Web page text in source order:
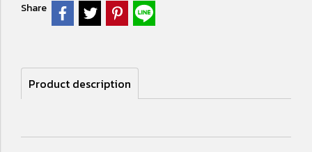
Share
Product description